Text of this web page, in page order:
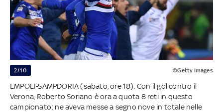
2/10 ©Getty Images
EMPOLI-SAMPDORIA (sabato, ore 18). Con il gol contro il
Verona, Roberto Soriano è ora a quota 8 reti in questo
campionato; ne aveva messe a segno nove in totale nelle